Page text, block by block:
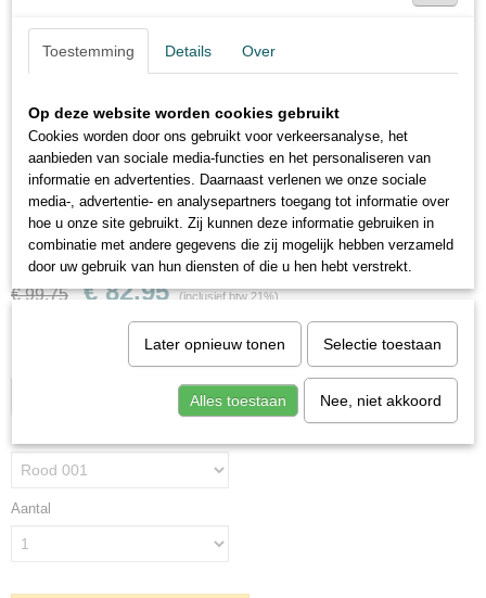
Imola - trapmatten
€ 99,75 € 82,95 (inclusief btw 21%)
Levertijd 3 tot 5 werkdagen
Aantal
Toestemming Details Over
Op deze website worden cookies gebruikt
Cookies worden door ons gebruikt voor verkeersanalyse, het
aanbieden van sociale media-functies en het personaliseren van
informatie en advertenties. Daarnaast verlenen we onze sociale
media-, advertentie- en analysepartners toegang tot informatie over
hoe u onze site gebruikt. Zij kunnen deze informatie gebruiken in
combinatie met andere gegevens die zij mogelijk hebben verzameld
door uw gebruik van hun diensten of die u hen hebt verstrekt.
Later opnieuw tonen Selectie toestaan
Alles toestaan Nee, niet akkoord